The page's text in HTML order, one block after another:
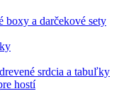
boxy a darčekové sety
srdcia a tabuľky
hostí